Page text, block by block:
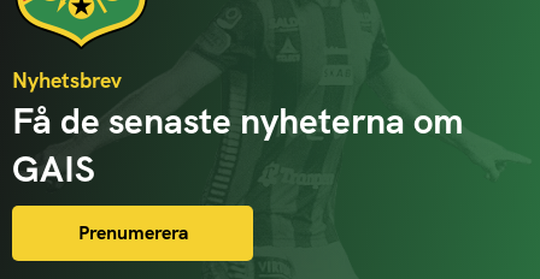
Nyhetsbrev
Få de senaste nyheterna om
GAIS
Prenumerera